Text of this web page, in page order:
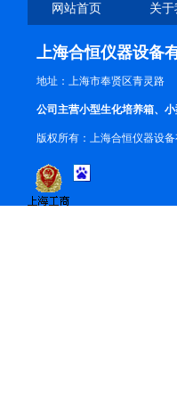
网站首页 关
上海合恒仪器设备
地址：上海市奉贤区青灵路
公司主营小型生化培养箱、
版权所有：上海合恒仪器设